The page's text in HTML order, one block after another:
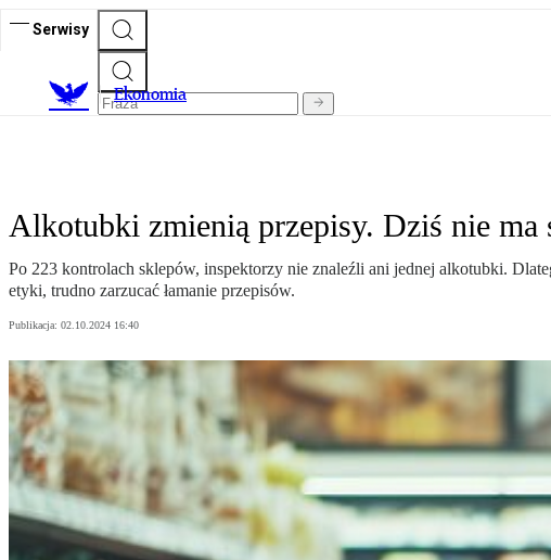
Serwisy
Ekonomia
Alkotubki zmienią przepisy. Dziś nie ma
Po 223 kontrolach sklepów, inspektorzy nie znaleźli ani jednej alkotubki.
etyki, trudno zarzucać łamanie przepisów.
Publikacja: 02.10.2024 16:40